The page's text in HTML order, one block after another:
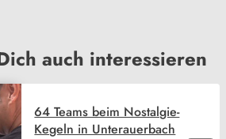
auch interessieren
64 Teams beim Nostalgie-
Kegeln in Unterauerbach